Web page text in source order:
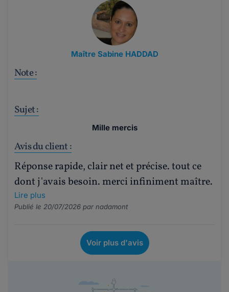
Maître Sabine HADDAD
Note :
Sujet :
Mille mercis
Avis du client :
Réponse rapide, clair net et précise. tout ce
dont j'avais besoin. merci infiniment maître.
Lire plus
Publié le 20/07/2026 par nadamont
Voir plus d'avis